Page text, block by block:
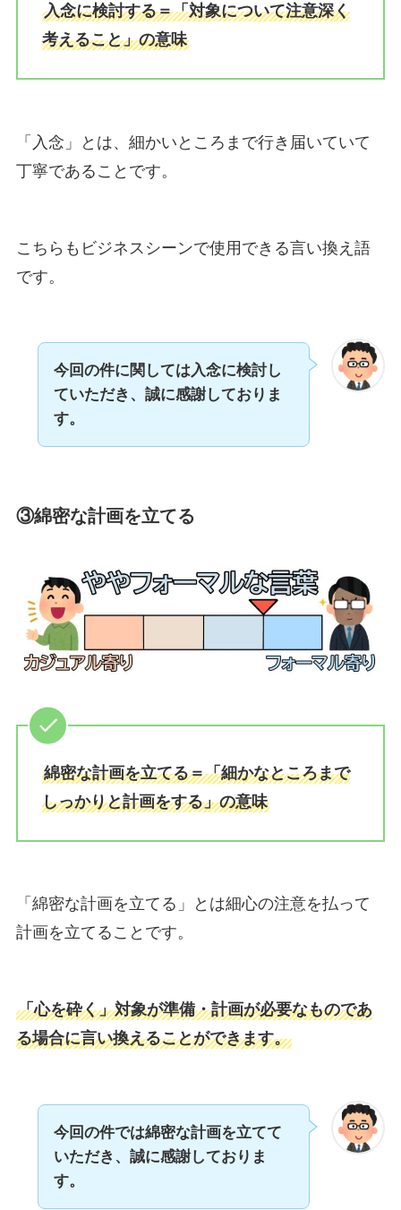
入念に検討する＝「対象について注意深く
考えること」の意味
「入念」とは、細かいところまで行き届いていて
丁寧であることです。
こちらもビジネスシーンで使用できる言い換え語
です。
今回の件に関しては入念に検討し
ていただき、誠に感謝しておりま
す。
③綿密な計画を立てる
綿密な計画を立てる＝「細かなところまで
しっかりと計画をする」の意味
「綿密な計画を立てる」とは細心の注意を払って
計画を立てることです。
「心を砕く」対象が準備・計画が必要なものであ
る場合に言い換えることができます。
今回の件では綿密な計画を立てて
いただき、誠に感謝しておりま
す。